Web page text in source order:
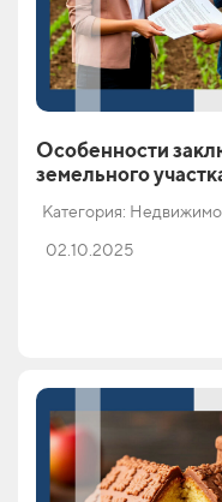
Особенности
земельного
Категория:
02.10.2025